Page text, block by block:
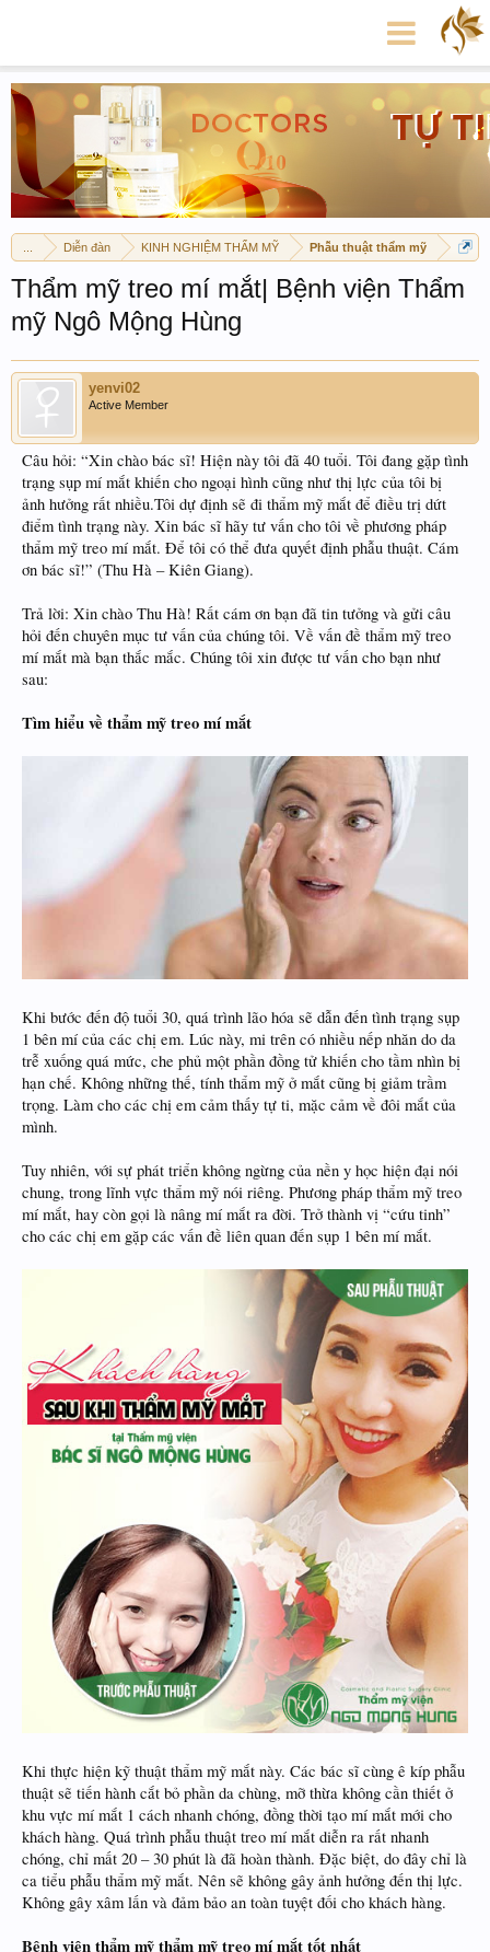
Diễn đàn KINH NGHIỆM THẨM MỸ Phẫu thuật thẩm mỹ
Thẩm mỹ treo mí mắt| Bệnh viện Thẩm
mỹ Ngô Mộng Hùng
yenvi02
Active Member
Câu hỏi: “Xin chào bác sĩ! Hiện này tôi đã 40 tuổi. Tôi đang gặp tình
trạng sụp mí mắt khiến cho ngoại hình cũng như thị lực của tôi bị
ảnh hưởng rất nhiều.Tôi dự định sẽ đi thẩm mỹ mắt để điều trị dứt
điểm tình trạng này. Xin bác sĩ hãy tư vấn cho tôi về phương pháp
thẩm mỹ treo mí mắt. Để tôi có thể đưa quyết định phẫu thuật. Cám
ơn bác sĩ!” (Thu Hà – Kiên Giang).
Trả lời: Xin chào Thu Hà! Rất cám ơn bạn đã tin tưởng và gửi câu
hỏi đến chuyên mục tư vấn của chúng tôi. Về vấn đề thẩm mỹ treo
mí mắt mà bạn thắc mắc. Chúng tôi xin được tư vấn cho bạn như
sau:
Tìm hiểu về thẩm mỹ treo mí mắt
Khi bước đến độ tuổi 30, quá trình lão hóa sẽ dẫn đến tình trạng sụp
1 bên mí của các chị em. Lúc này, mi trên có nhiều nếp nhăn do da
trễ xuống quá mức, che phủ một phần đồng tử khiến cho tầm nhìn bị
hạn chế. Không những thế, tính thẩm mỹ ở mắt cũng bị giảm trầm
trọng. Làm cho các chị em cảm thấy tự ti, mặc cảm về đôi mắt của
mình.
Tuy nhiên, với sự phát triển không ngừng của nền y học hiện đại nói
chung, trong lĩnh vực thẩm mỹ nói riêng. Phương pháp thẩm mỹ treo
mí mắt, hay còn gọi là nâng mí mắt ra đời. Trở thành vị “cứu tinh”
cho các chị em gặp các vấn đề liên quan đến sụp 1 bên mí mắt.
Khi thực hiện kỹ thuật thẩm mỹ mắt này. Các bác sĩ cùng ê kíp phẫu
thuật sẽ tiến hành cắt bỏ phần da chùng, mỡ thừa không cần thiết ở
khu vực mí mắt 1 cách nhanh chóng, đồng thời tạo mí mắt mới cho
khách hàng. Quá trình phẫu thuật treo mí mắt diễn ra rất nhanh
chóng, chỉ mất 20 – 30 phút là đã hoàn thành. Đặc biệt, do đây chỉ là
ca tiểu phẫu thẩm mỹ mắt. Nên sẽ không gây ảnh hưởng đến thị lực.
Không gây xâm lấn và đảm bảo an toàn tuyệt đối cho khách hàng.
Bệnh viện thẩm mỹ thẩm mỹ treo mí mắt tốt nhất